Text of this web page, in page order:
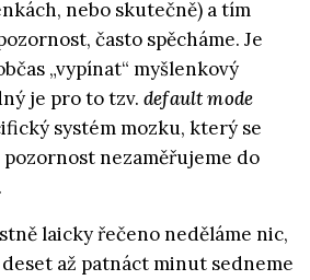
nebo skutečně) a tím
často spěcháme. Je
„vypínat“ myšlenkový
je pro to tzv. default mode
systém mozku, který se
nezaměřujeme do
laicky řečeno neděláme nic,
až patnáct minut sedneme